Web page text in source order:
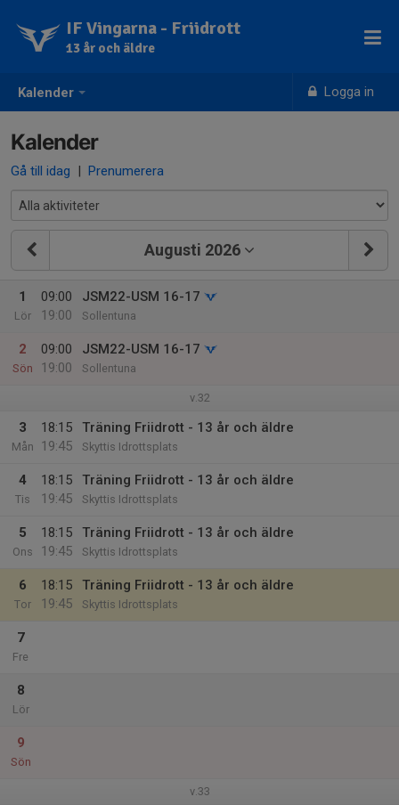
Kalender Logga in
IF Vingarna - Friidrott
13 år och äldre
Kalender
Gå till idag | Prenumerera
Augusti 2026
1
Lör
09:00
19:00
JSM22-USM 16-17
Sollentuna
2
Sön
09:00
19:00
JSM22-USM 16-17
Sollentuna
v.32
3
Mån
18:15
19:45
Träning Friidrott - 13 år och äldre
Skyttis Idrottsplats
4
Tis
18:15
19:45
Träning Friidrott - 13 år och äldre
Skyttis Idrottsplats
5
Ons
18:15
19:45
Träning Friidrott - 13 år och äldre
Skyttis Idrottsplats
6
Tor
18:15
19:45
Träning Friidrott - 13 år och äldre
Skyttis Idrottsplats
7
Fre
8
Lör
9
Sön
v.33